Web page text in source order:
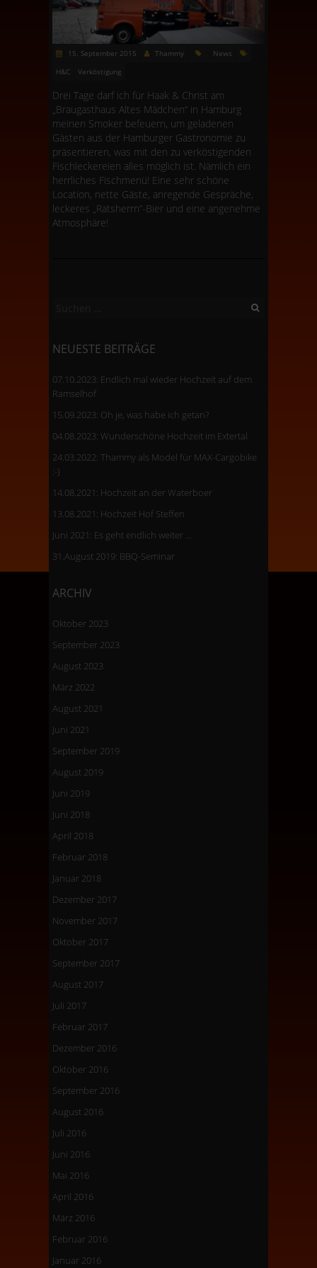
15. September 2015 Thammy
News
H&C
Verköstigung
Drei Tage darf ich für Haak & Christ am
„Braugasthaus Altes Mädchen“ in Hamburg
meinen Smoker befeuern, um geladenen
Gästen aus der Hamburger Gastronomie zu
präsentieren, was mit den zu verköstigenden
Fischleckereien alles möglich ist. Nämlich ein
herrliches Fischmenü! Eine sehr schöne
Location, nette Gäste, anregende Gespräche,
leckeres „Ratsherrn“-Bier und eine angenehme
Atmosphäre!
NEUESTE BEITRÄGE
07.10.2023: Endlich mal wieder Hochzeit auf dem
Ramselhof
15.09.2023: Oh je, was habe ich getan?
04.08.2023: Wunderschöne Hochzeit im Extertal
24.03.2022: Thammy als Model für MAX-Cargobike
:-)
14.08.2021: Hochzeit an der Waterboer
13.08.2021: Hochzeit Hof Steffen
Juni 2021: Es geht endlich weiter …
31.August 2019: BBQ-Seminar
ARCHIV
Oktober 2023
September 2023
August 2023
März 2022
August 2021
Juni 2021
September 2019
August 2019
Juni 2019
Juni 2018
April 2018
Februar 2018
Januar 2018
Dezember 2017
November 2017
Oktober 2017
September 2017
August 2017
Juli 2017
Februar 2017
Dezember 2016
Oktober 2016
September 2016
August 2016
Juli 2016
Juni 2016
Mai 2016
April 2016
März 2016
Februar 2016
Januar 2016